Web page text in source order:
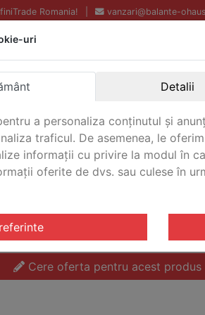
Romania! vanzari@balante-
Echipamente profesionale
pentru laborator.
Garantie Internationala.
tuburi de test Ohaus 25 mm
Cere oferta pentru acest produs
uri
Detalii
a personaliza conținutul și
traficul. De asemenea, le
informații cu privire la modul în
oferite de dvs. sau culese în